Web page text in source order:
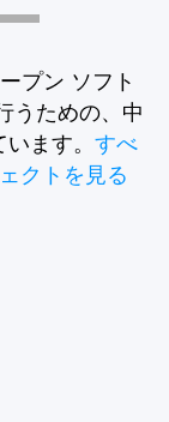
プン ソフト
うための、中
ます。 すべ
クトを見る